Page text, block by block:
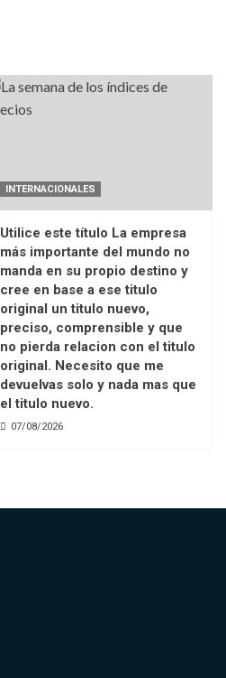
INTERNACIONALES
Utilice este título La empresa
más importante del mundo no
manda en su propio destino y
cree en base a ese titulo
original un titulo nuevo,
preciso, comprensible y que
no pierda relacion con el titulo
original. Necesito que me
devuelvas solo y nada mas que
el titulo nuevo.
07/08/2026